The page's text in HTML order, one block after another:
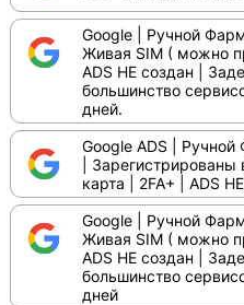
Google | Ручной
Живая SIM ( можно
ADS НЕ создан |
большинство
дней.
Google ADS |
|
карта | 2FA+ | ADS
Google | Ручной
Живая SIM ( можно
ADS НЕ создан |
большинство
дней